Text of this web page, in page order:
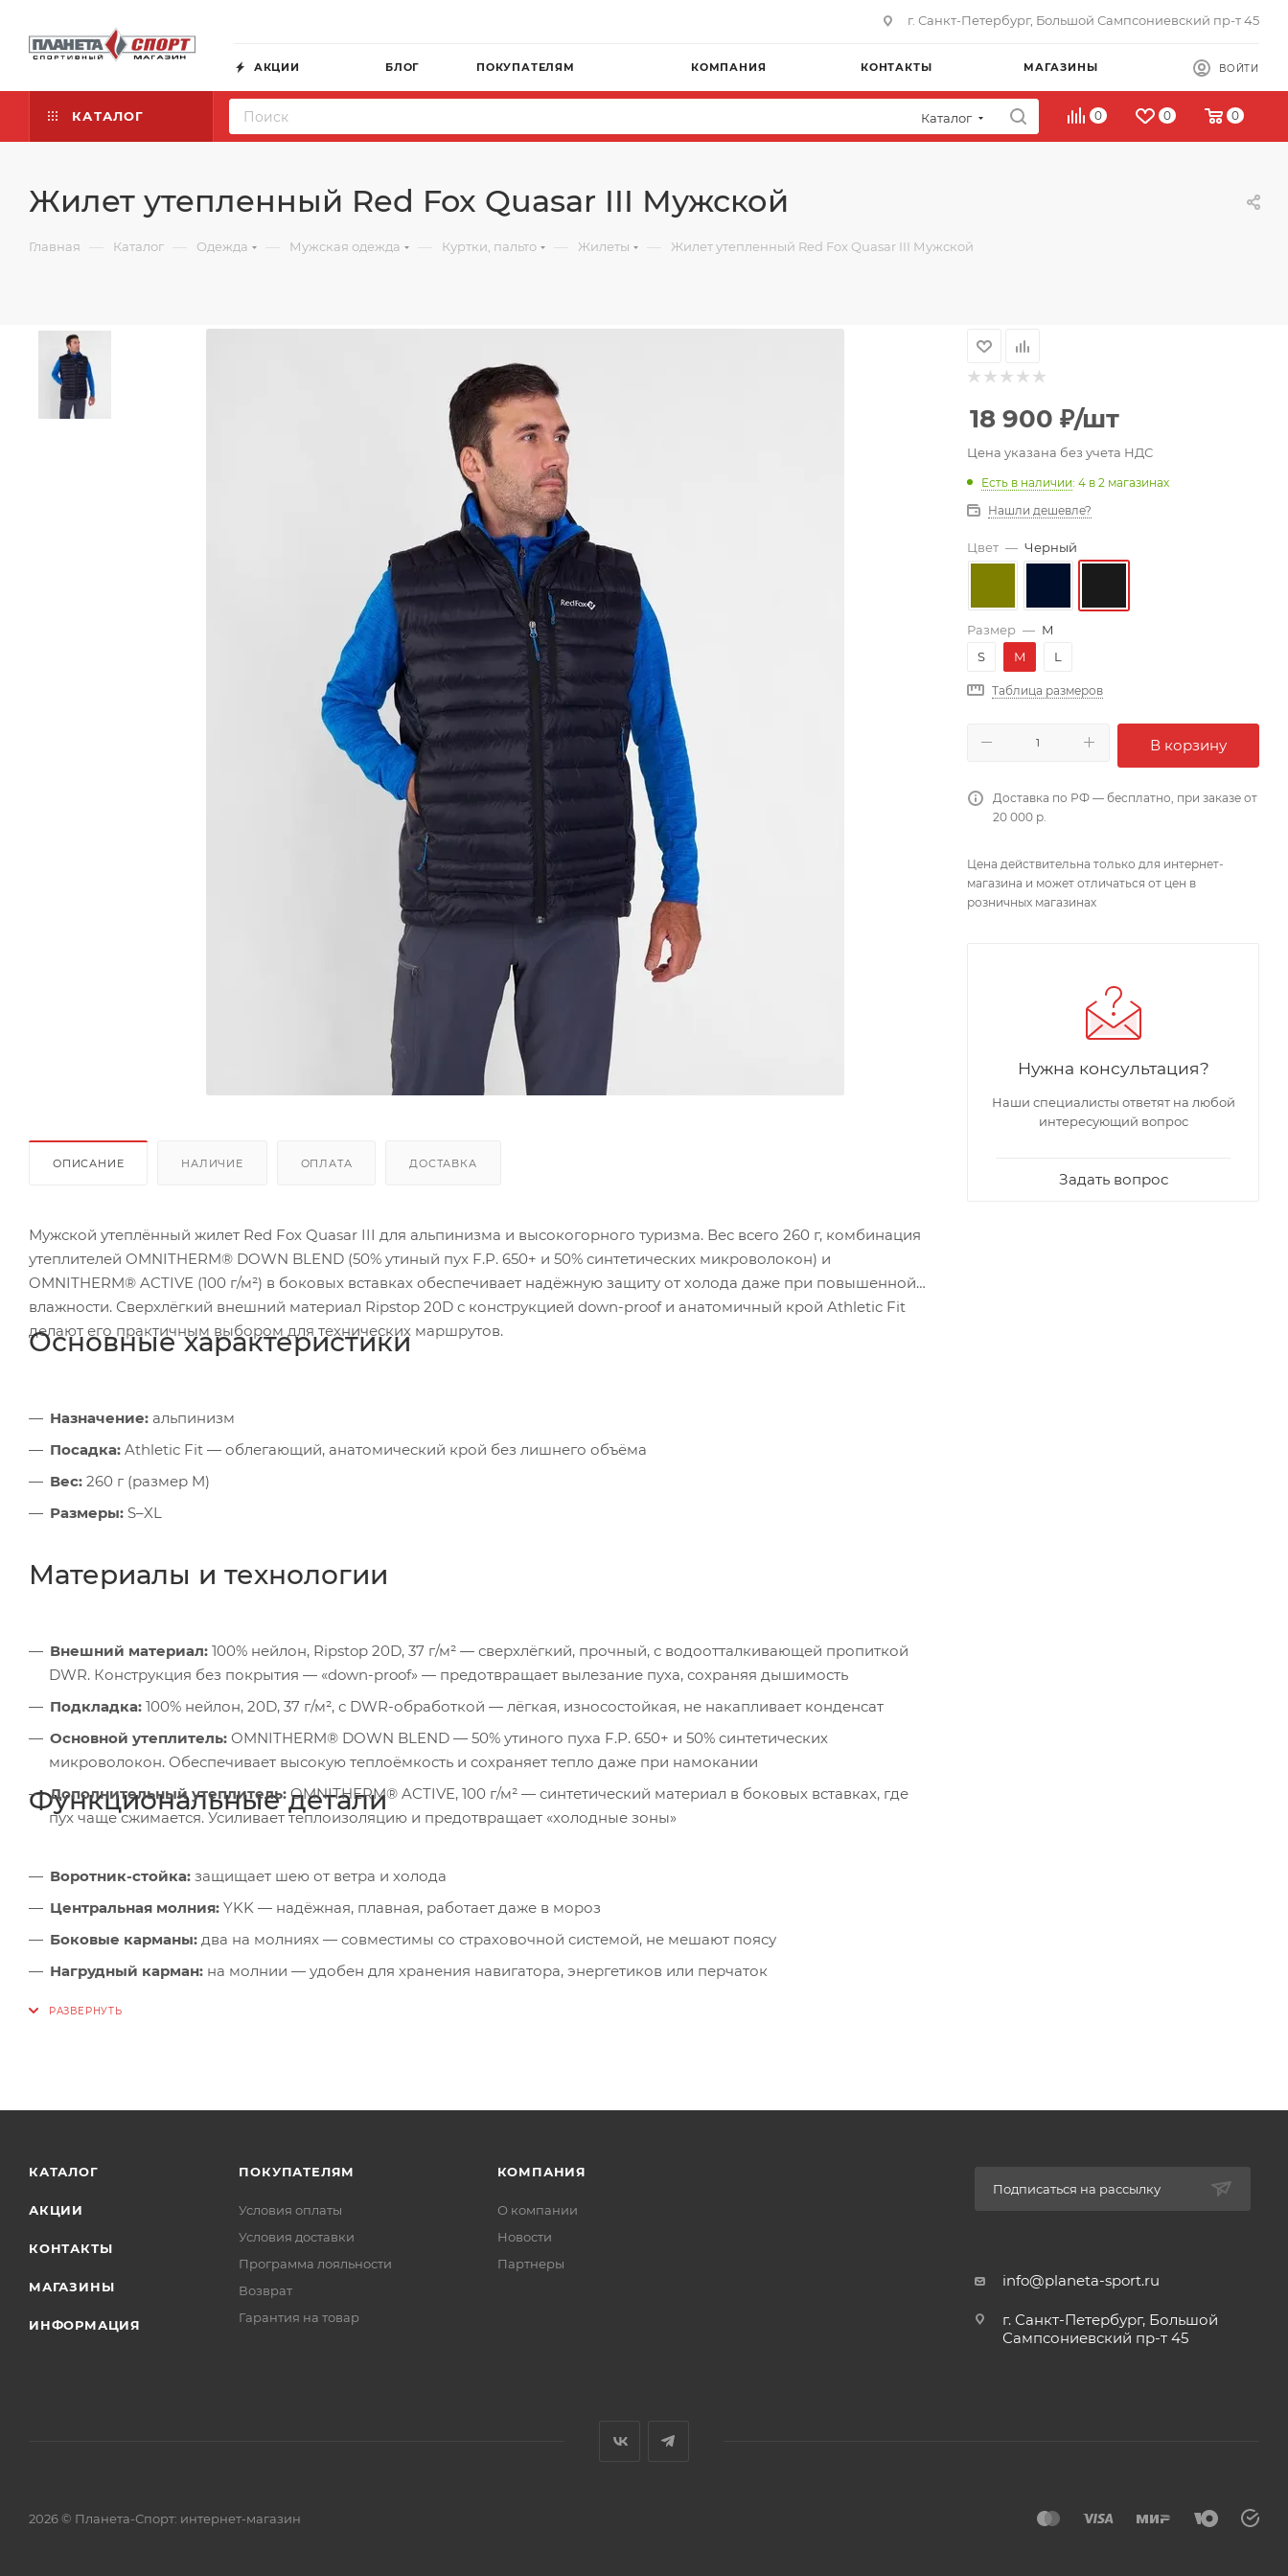
г. Санкт-Петербург, Большой Сампсониевский пр-т 45
АКЦИИ БЛОГ ПОКУПАТЕЛЯМ КОМПАНИЯ КОНТАКТЫ МАГАЗИНЫ ВОЙТИ
КАТАЛОГ Каталог 0 0 0
Жилет утепленный Red Fox Quasar III Мужской
Главная — Каталог — Одежда — Мужская одежда — Куртки, пальто — Жилеты — Жилет утепленный Red Fox Quasar III Мужской
ОПИСАНИЕ НАЛИЧИЕ ОПЛАТА ДОСТАВКА
Мужской утеплённый жилет Red Fox Quasar III для альпинизма и высокогорного туризма. Вес всего 260 г, комбинация
утеплителей OMNITHERM® DOWN BLEND (50% утиный пух F.P. 650+ и 50% синтетических микроволокон) и
OMNITHERM® ACTIVE (100 г/м²) в боковых вставках обеспечивает надёжную защиту от холода даже при повышенной
влажности. Сверхлёгкий внешний материал Ripstop 20D с конструкцией down-proof и анатомичный крой Athletic Fit
делают его практичным выбором для технических маршрутов.
Основные характеристики
Назначение: альпинизм
Посадка: Athletic Fit — облегающий, анатомический крой без лишнего объёма
Вес: 260 г (размер M)
Размеры: S–XL
Материалы и технологии
Внешний материал: 100% нейлон, Ripstop 20D, 37 г/м² — сверхлёгкий, прочный, с водоотталкивающей пропиткой
DWR. Конструкция без покрытия — «down-proof» — предотвращает вылезание пуха, сохраняя дышимость
Подкладка: 100% нейлон, 20D, 37 г/м², с DWR-обработкой — лёгкая, износостойкая, не накапливает конденсат
Основной утеплитель: OMNITHERM® DOWN BLEND — 50% утиного пуха F.P. 650+ и 50% синтетических
микроволокон. Обеспечивает высокую теплоёмкость и сохраняет тепло даже при намокании
Дополнительный утеплитель: OMNITHERM® ACTIVE, 100 г/м² — синтетический материал в боковых вставках, где
пух чаще сжимается. Усиливает теплоизоляцию и предотвращает «холодные зоны»
Функциональные детали
Воротник-стойка: защищает шею от ветра и холода
Центральная молния: YKK — надёжная, плавная, работает даже в мороз
Боковые карманы: два на молниях — совместимы со страховочной системой, не мешают поясу
Нагрудный карман: на молнии — удобен для хранения навигатора, энергетиков или перчаток
Регулировка по низу:
18 900 ₽/шт
Цена указана без учета НДС
Есть в наличии: 4 в 2 магазинах
Нашли дешевле?
Цвет — Черный
Размер — M
S
M L
Таблица размеров
В корзину
Доставка по РФ — бесплатно, при заказе от
20 000 р.
Цена действительна только для интернет-
магазина и может отличаться от цен в
розничных магазинах
Нужна консультация?
Наши специалисты ответят на любой
интересующий вопрос
Задать вопрос
КАТАЛОГ
АКЦИИ
КОНТАКТЫ
МАГАЗИНЫ
ИНФОРМАЦИЯ
ПОКУПАТЕЛЯМ
Условия оплаты
Условия доставки
Программа лояльности
Возврат
Гарантия на товар
КОМПАНИЯ
О компании
Новости
Партнеры
Подписаться на рассылку
info@planeta-sport.ru
г. Санкт-Петербург, Большой
Сампсониевский пр-т 45
2026 © Планета-Спорт: интернет-магазин